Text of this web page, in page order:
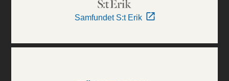
Samfundet S:t Erik